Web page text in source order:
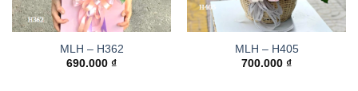
MLH – H362
690.000 ₫
MLH – H405
700.000 ₫